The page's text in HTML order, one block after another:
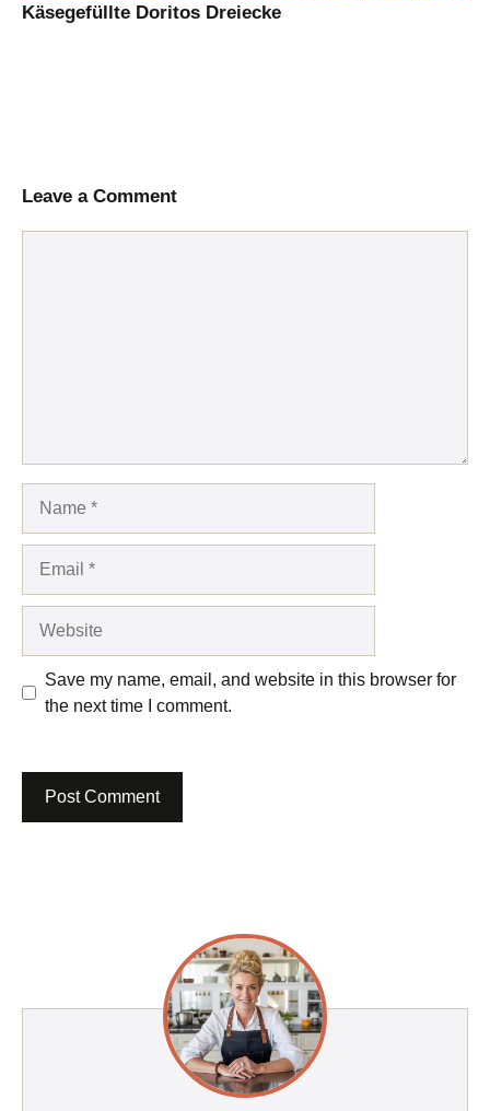
Käsegefüllte Doritos Dreiecke
Leave a Comment
Save my name, email, and website in this browser for
the next time I comment.